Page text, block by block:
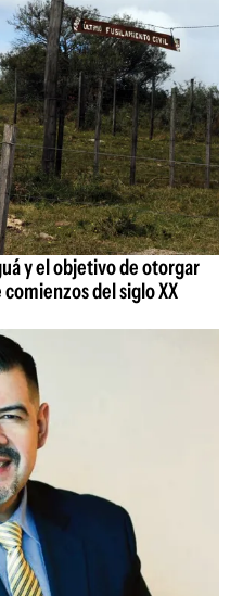
y el objetivo de otorgar
del siglo XX